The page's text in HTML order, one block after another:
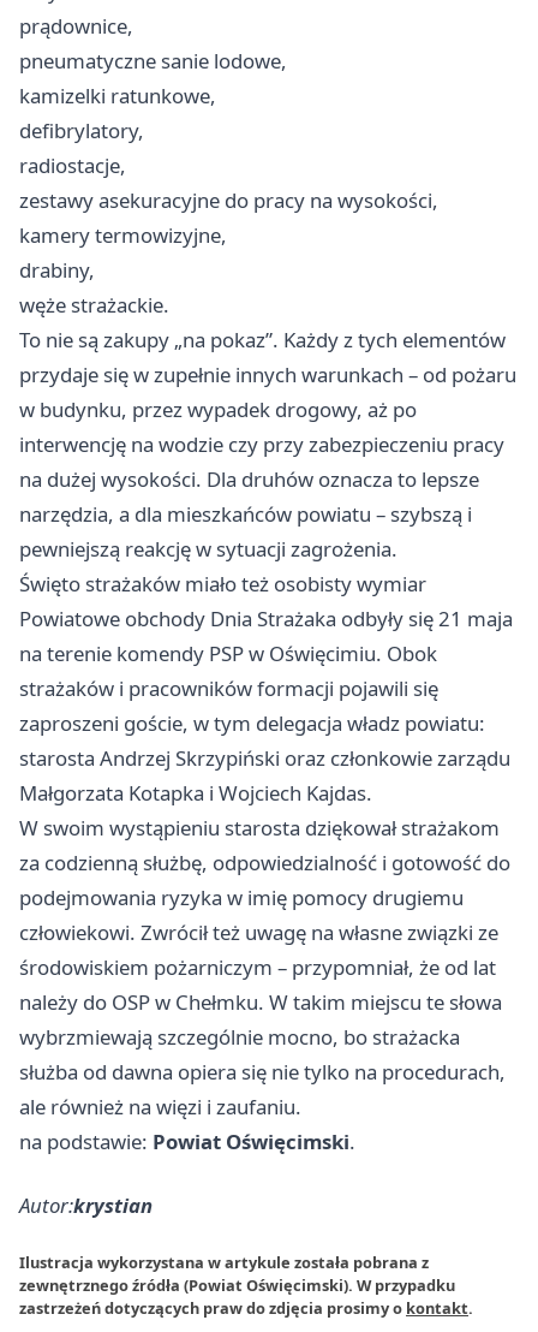
prądownice,
pneumatyczne sanie lodowe,
kamizelki ratunkowe,
defibrylatory,
radiostacje,
zestawy asekuracyjne do pracy na wysokości,
kamery termowizyjne,
drabiny,
węże strażackie.
To nie są zakupy „na pokaz”. Każdy z tych elementów
przydaje się w zupełnie innych warunkach – od pożaru
w budynku, przez wypadek drogowy, aż po
interwencję na wodzie czy przy zabezpieczeniu pracy
na dużej wysokości. Dla druhów oznacza to lepsze
narzędzia, a dla mieszkańców powiatu – szybszą i
pewniejszą reakcję w sytuacji zagrożenia.
Święto strażaków miało też osobisty wymiar
Powiatowe obchody Dnia Strażaka odbyły się 21 maja
na terenie komendy PSP w Oświęcimiu. Obok
strażaków i pracowników formacji pojawili się
zaproszeni goście, w tym delegacja władz powiatu:
starosta Andrzej Skrzypiński oraz członkowie zarządu
Małgorzata Kotapka i Wojciech Kajdas.
W swoim wystąpieniu starosta dziękował strażakom
za codzienną służbę, odpowiedzialność i gotowość do
podejmowania ryzyka w imię pomocy drugiemu
człowiekowi. Zwrócił też uwagę na własne związki ze
środowiskiem pożarniczym – przypomniał, że od lat
należy do OSP w Chełmku. W takim miejscu te słowa
wybrzmiewają szczególnie mocno, bo strażacka
służba od dawna opiera się nie tylko na procedurach,
ale również na więzi i zaufaniu.
na podstawie: Powiat Oświęcimski.
Autor:krystian
Ilustracja wykorzystana w artykule została pobrana z
zewnętrznego źródła (Powiat Oświęcimski). W przypadku
zastrzeżeń dotyczących praw do zdjęcia prosimy o kontakt.